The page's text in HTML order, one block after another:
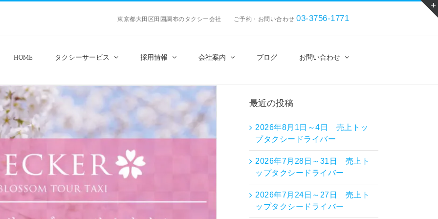
東京都大田区田園調布のタクシー会社 ご予約・お問い合わせ 03-3756-1771
HOME タクシーサービス 採用情報 会社案内 ブログ お問い合わせ
最近の投稿
2026年8月1日～4日 売上トッ
プタクシードライバー
2026年7月28日～31日 売上ト
ップタクシードライバー
2026年7月24日～27日 売上ト
ップタクシードライバー